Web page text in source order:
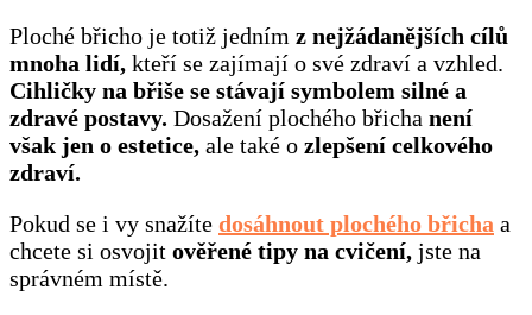
Ploché břicho je totiž jedním z nejžádanějších cílů
mnoha lidí, kteří se zajímají o své zdraví a vzhled.
Cihličky na břiše se stávají symbolem silné a
zdravé postavy. Dosažení plochého břicha není
však jen o estetice, ale také o zlepšení celkového
zdraví.
Pokud se i vy snažíte dosáhnout plochého břicha a
chcete si osvojit ověřené tipy na cvičení, jste na
správném místě.